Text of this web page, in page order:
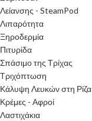
Λείανσης - SteamPod
Λιπαρότητα
Ξηροδερμία
Πιτυρίδα
Σπάσιμο της Τρίχας
Τριχόπτωση
Κάλυψη Λευκών στη Ρίζα
Κρέμες - Αφροί
Λαστιχάκια